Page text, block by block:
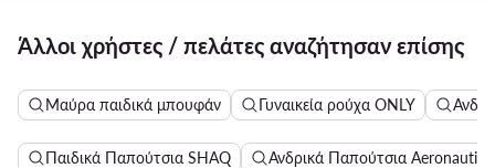
Άλλοι χρήστες / πελάτες αναζήτησαν επίσης
Μαύρα παιδικά μπουφάν Γυναικεία ρούχα ONLY
Παιδικά Παπούτσια SHAQ Ανδρικά Παπούτσια